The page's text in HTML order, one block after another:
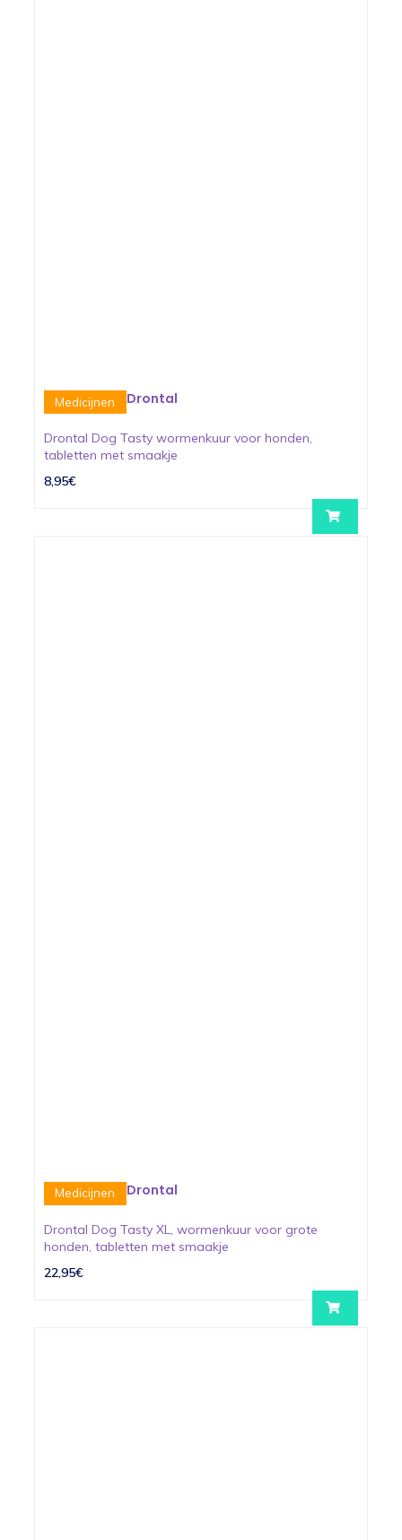
Medicijnen Drontal
Drontal Dog Tasty wormenkuur voor honden,
tabletten met smaakje
8,95€
Medicijnen Drontal
Drontal Dog Tasty XL, wormenkuur voor grote
honden, tabletten met smaakje
22,95€